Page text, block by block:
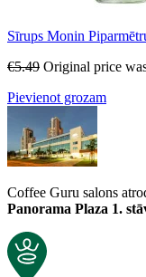
Sīrups Monin
€5.49 Original price
Pievienot grozam
Coffee Guru salons
Panorama Plaza 1.